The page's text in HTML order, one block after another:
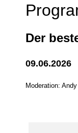
Der
09.06.2026
Moderation: